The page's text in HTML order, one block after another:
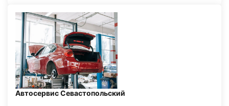
Автосервис Севастопольский